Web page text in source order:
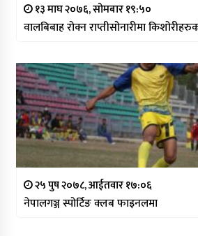
१३ माघ २०७६, सोमबार १९:५०
वालबिबाह रोक्न राप्तीसोनारीमा
२५ पुष २०७८, आईतवार १७:०६
नेपालगञ्ज स्पोर्टिङ क्लब फाइनलमा